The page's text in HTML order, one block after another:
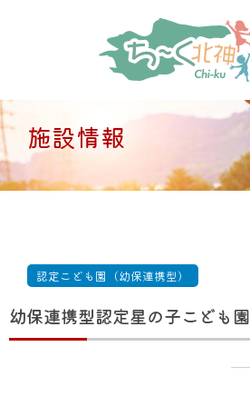
施設情報
認定こども園（幼保連携型）
幼保連携型認定星の子こども園